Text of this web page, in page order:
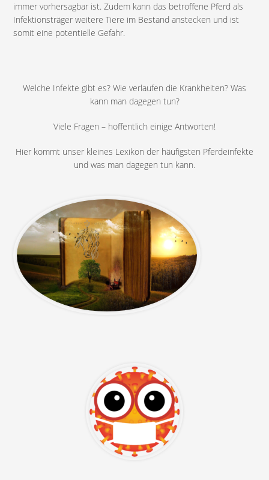
immer vorhersagbar ist. Zudem kann das betroffene Pferd als
Infektionsträger weitere Tiere im Bestand anstecken und ist
somit eine potentielle Gefahr.
Welche Infekte gibt es? Wie verlaufen die Krankheiten? Was
kann man dagegen tun?
Viele Fragen – hoffentlich einige Antworten!
Hier kommt unser kleines Lexikon der häufigsten Pferdeinfekte
und was man dagegen tun kann.